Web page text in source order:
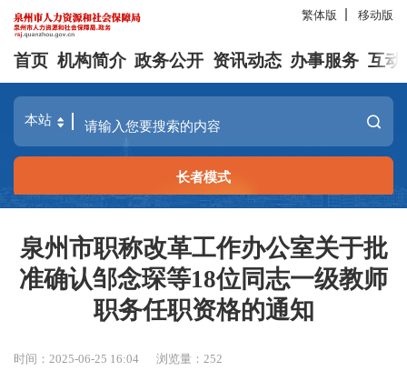
繁体版 移动版
首页 机构简介 政务公开 资讯动态 办事服务 互动
长者模式
泉州市职称改革工作办公室关于批
准确认邹念琛等18位同志一级教师
职务任职资格的通知
时间：2025-06-25 16:04 浏览量：252